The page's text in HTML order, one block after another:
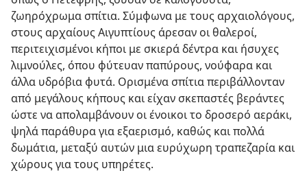
ζωηρόχρωμα σπίτια. Σύμφωνα με τους αρχαιολόγους,
στους αρχαίους Αιγυπτίους άρεσαν οι θαλεροί,
περιτειχισμένοι κήποι με σκιερά δέντρα και ήσυχες
λιμνούλες, όπου φύτευαν παπύρους, νούφαρα και
άλλα υδρόβια φυτά. Ορισμένα σπίτια περιβάλλονταν
από μεγάλους κήπους και είχαν σκεπαστές βεράντες
ώστε να απολαμβάνουν οι ένοικοι το δροσερό αεράκι,
ψηλά παράθυρα για εξαερισμό, καθώς και πολλά
δωμάτια, μεταξύ αυτών μια ευρύχωρη τραπεζαρία και
χώρους για τους υπηρέτες.